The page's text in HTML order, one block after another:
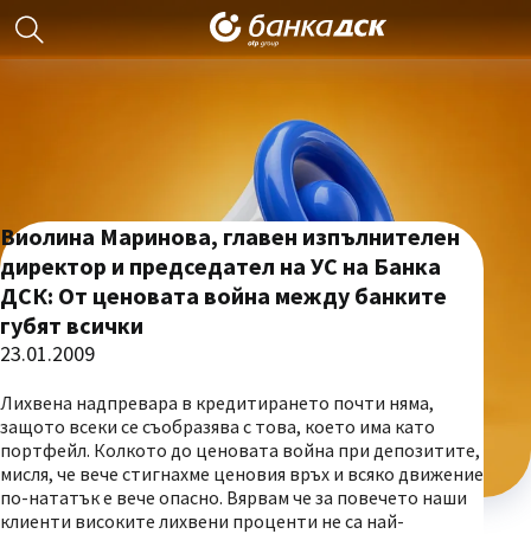
Виолина Маринова, главен изпълнителен
директор и председател на УС на Банка
ДСК: От ценовата война между банките
губят всички
23.01.2009
Лихвена надпревара в кредитирането почти няма,
защото всеки се съобразява с това, което има като
портфейл. Колкото до ценовата война при депозитите,
мисля, че вече стигнахме ценовия връх и всяко движение
по-нататък е вече опасно. Вярвам че за повечето наши
клиенти високите лихвени проценти не са най-